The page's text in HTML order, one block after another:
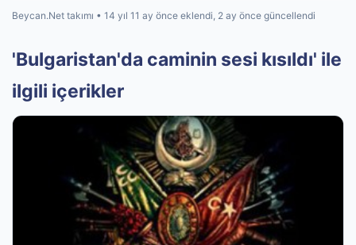
Beycan.Net takımı • 14 yıl 11 ay önce eklendi, 2 ay önce güncellendi
'Bulgaristan'da caminin sesi kısıldı' ile
ilgili içerikler